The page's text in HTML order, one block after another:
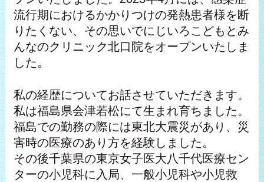
流行期におけるかかりつけの発熱患者様を断
りたくない、その思いでにじいろこどもとみ
んなのクリニック北口院をオープンいたしま
した。
私の経歴についてお話させていただきます。
私は福島県会津若松にて生まれ育ちました。
福島での勤務の際には東北大震災があり、災
害時の医療のあり方を経験しました。
その後千葉県の東京女子医大八千代医療セン
ターの小児科に入局、一般小児科や小児救